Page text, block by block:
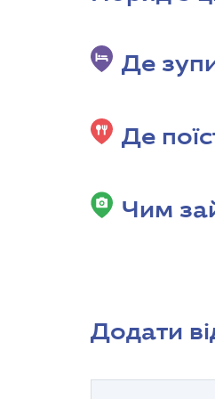
Де
Де
Чим
Додати